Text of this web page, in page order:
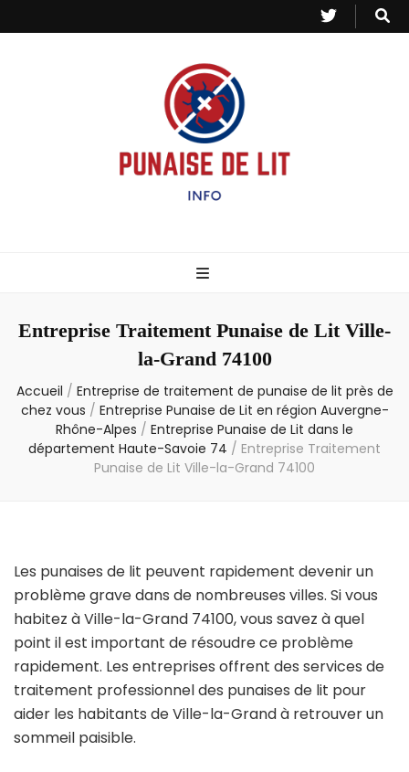
– Info
Entreprise Traitement Punaise de Lit Ville-
la-Grand 74100
Accueil / Entreprise de traitement de punaise de lit près de
chez vous / Entreprise Punaise de Lit en région Auvergne-
Rhône-Alpes / Entreprise Punaise de Lit dans le
département Haute-Savoie 74 / Entreprise Traitement
Punaise de Lit Ville-la-Grand 74100
Les punaises de lit peuvent rapidement devenir un
problème grave dans de nombreuses villes. Si vous
habitez à Ville-la-Grand 74100, vous savez à quel
point il est important de résoudre ce problème
rapidement. Les entreprises offrent des services de
traitement professionnel des punaises de lit pour
aider les habitants de Ville-la-Grand à retrouver un
sommeil paisible.